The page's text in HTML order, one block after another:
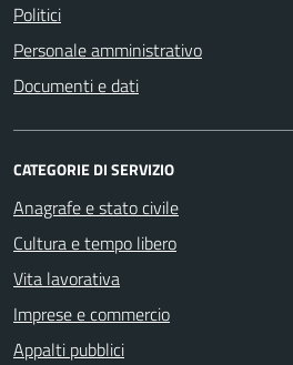
Politici
Personale amministrativo
Documenti e dati
CATEGORIE DI SERVIZIO
Anagrafe e stato civile
Cultura e tempo libero
Vita lavorativa
Imprese e commercio
Appalti pubblici